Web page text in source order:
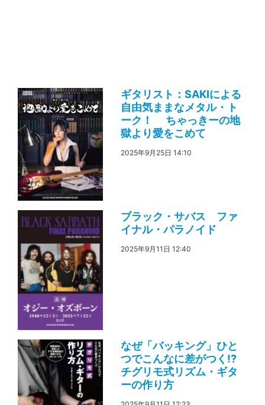
ギタリスト：SAKIによる
自由気ままなメタル・ト
ーク！ ちゃっきーの地
獄より愛をこめて
2025年9月25日 14:10
ブラック・サバス ファ
イナル・パラノイド
2025年9月11日 12:40
なぜ「バッキング」ひと
つでこんなに差がつく!?
チグリモ式リズム・ギタ
ーの作り方